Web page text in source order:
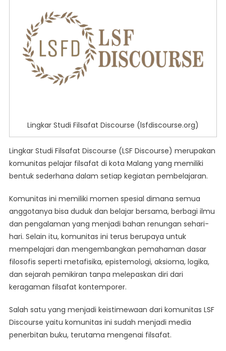
Lingkar Studi Filsafat Discourse (lsfdiscourse.org)
Lingkar Studi Filsafat Discourse (LSF Discourse) merupakan
komunitas pelajar filsafat di kota Malang yang memiliki
bentuk sederhana dalam setiap kegiatan pembelajaran.
Komunitas ini memiliki momen spesial dimana semua
anggotanya bisa duduk dan belajar bersama, berbagi ilmu
dan pengalaman yang menjadi bahan renungan sehari-
hari. Selain itu, komunitas ini terus berupaya untuk
mempelajari dan mengembangkan pemahaman dasar
filosofis seperti metafisika, epistemologi, aksioma, logika,
dan sejarah pemikiran tanpa melepaskan diri dari
keragaman filsafat kontemporer.
Salah satu yang menjadi keistimewaan dari komunitas LSF
Discourse yaitu komunitas ini sudah menjadi media
penerbitan buku, terutama mengenai filsafat.